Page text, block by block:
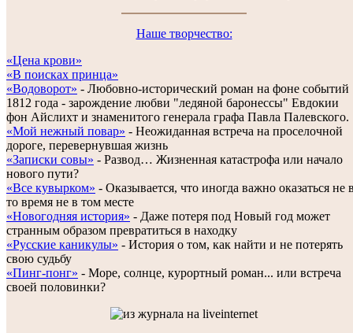
Наше творчество:
«Цена крови»
«В поисках принца»
«Водоворот» - Любовно-исторический роман на фоне событий
1812 года - зарождение любви "ледяной баронессы" Евдокии
фон Айслихт и знаменитого генерала графа Павла Палевского.
«Мой нежный повар» - Неожиданная встреча на проселочной
дороге, перевернувшая жизнь
«Записки совы» - Развод… Жизненная катастрофа или начало
нового пути?
«Все кувырком» - Оказывается, что иногда важно оказаться не
то время не в том месте
«Новогодняя история» - Даже потеря под Новый год может
странным образом превратиться в находку
«Русские каникулы» - История о том, как найти и не потерять
свою судьбу
«Пинг-понг» - Море, солнце, курортный роман... или встреча
своей половинки?